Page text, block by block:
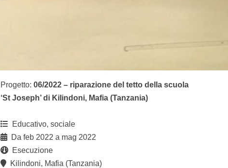
Progetto: 06/2022 – riparazione del tetto della scuola
‘St Joseph’ di Kilindoni, Mafia (Tanzania)
Educativo, sociale
Da feb 2022 a mag 2022
Esecuzione
Kilindoni, Mafia (Tanzania)